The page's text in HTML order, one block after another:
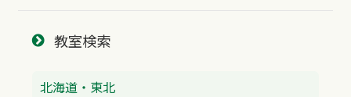
教室検索
北海道・東北